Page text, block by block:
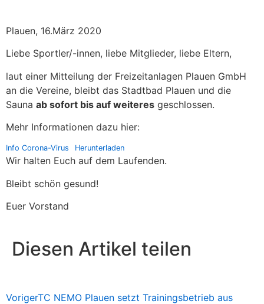
Plauen, 16.März 2020
Liebe Sportler/-innen, liebe Mitglieder, liebe Eltern,
laut einer Mitteilung der Freizeitanlagen Plauen GmbH
an die Vereine, bleibt das Stadtbad Plauen und die
Sauna ab sofort bis auf weiteres geschlossen.
Mehr Informationen dazu hier:
Info Corona-Virus Herunterladen
Wir halten Euch auf dem Laufenden.
Bleibt schön gesund!
Euer Vorstand
Diesen Artikel teilen
VorigerTC NEMO Plauen setzt Trainingsbetrieb aus